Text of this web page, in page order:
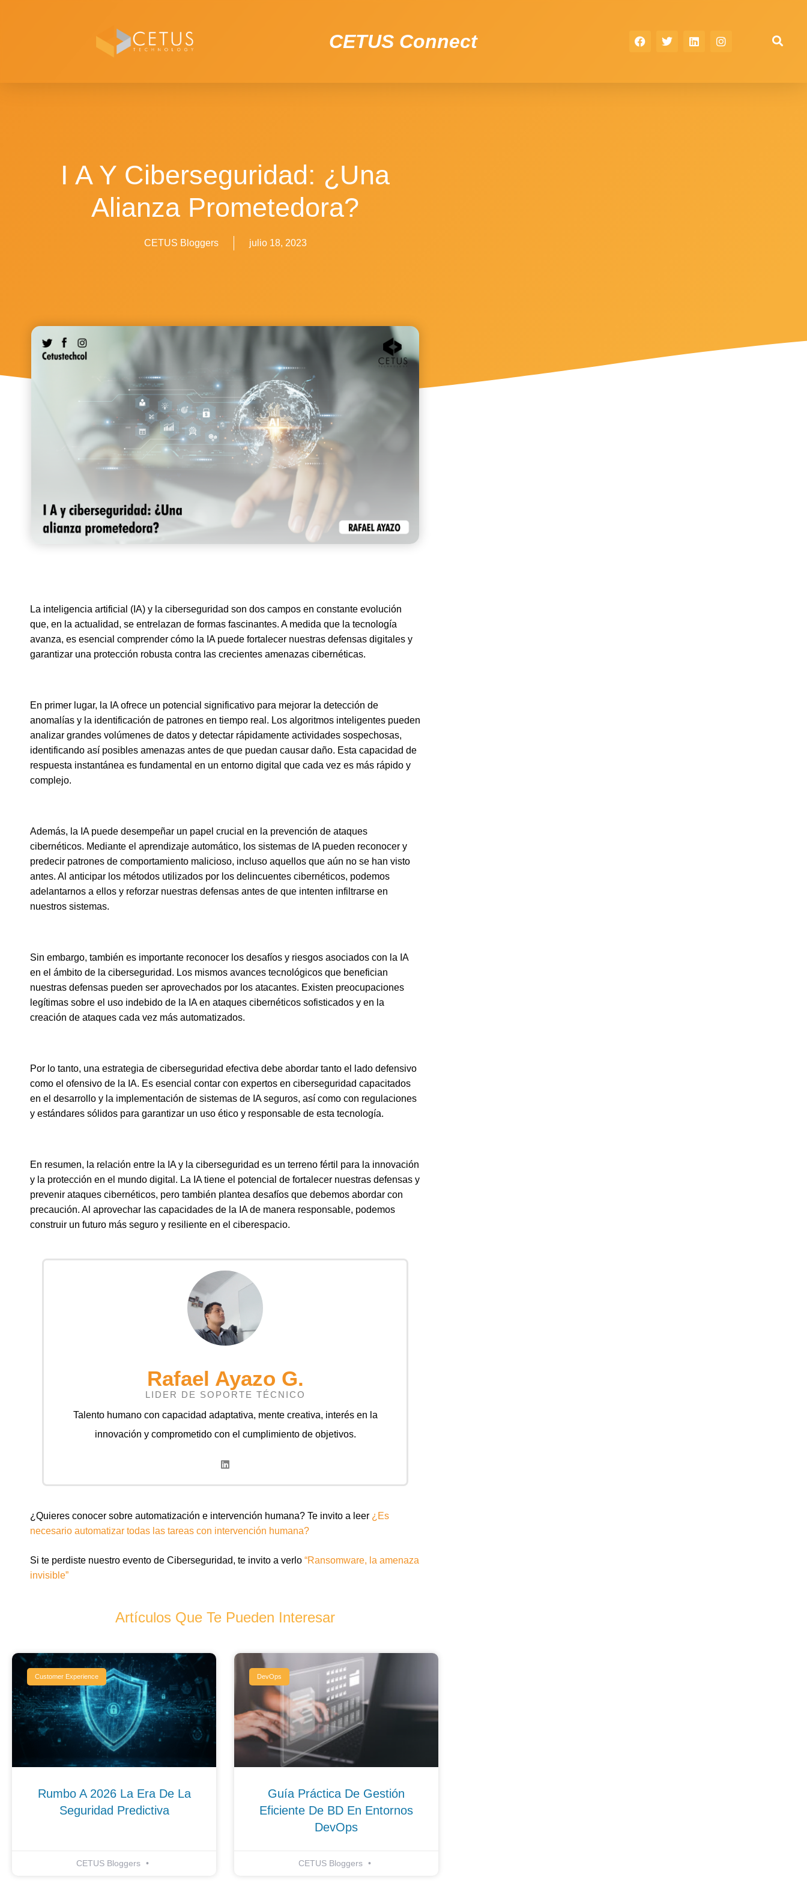
CETUS Connect
I A Y Ciberseguridad: ¿Una
Alianza Prometedora?
CETUS Bloggers julio 18, 2023
La inteligencia artificial (IA) y la ciberseguridad son dos campos en constante evolución
que, en la actualidad, se entrelazan de formas fascinantes. A medida que la tecnología
avanza, es esencial comprender cómo la IA puede fortalecer nuestras defensas digitales y
garantizar una protección robusta contra las crecientes amenazas cibernéticas.
En primer lugar, la IA ofrece un potencial significativo para mejorar la detección de
anomalías y la identificación de patrones en tiempo real. Los algoritmos inteligentes pueden
analizar grandes volúmenes de datos y detectar rápidamente actividades sospechosas,
identificando así posibles amenazas antes de que puedan causar daño. Esta capacidad de
respuesta instantánea es fundamental en un entorno digital que cada vez es más rápido y
complejo.
Además, la IA puede desempeñar un papel crucial en la prevención de ataques
cibernéticos. Mediante el aprendizaje automático, los sistemas de IA pueden reconocer y
predecir patrones de comportamiento malicioso, incluso aquellos que aún no se han visto
antes. Al anticipar los métodos utilizados por los delincuentes cibernéticos, podemos
adelantarnos a ellos y reforzar nuestras defensas antes de que intenten infiltrarse en
nuestros sistemas.
Sin embargo, también es importante reconocer los desafíos y riesgos asociados con la IA
en el ámbito de la ciberseguridad. Los mismos avances tecnológicos que benefician
nuestras defensas pueden ser aprovechados por los atacantes. Existen preocupaciones
legítimas sobre el uso indebido de la IA en ataques cibernéticos sofisticados y en la
creación de ataques cada vez más automatizados.
Por lo tanto, una estrategia de ciberseguridad efectiva debe abordar tanto el lado defensivo
como el ofensivo de la IA. Es esencial contar con expertos en ciberseguridad capacitados
en el desarrollo y la implementación de sistemas de IA seguros, así como con regulaciones
y estándares sólidos para garantizar un uso ético y responsable de esta tecnología.
En resumen, la relación entre la IA y la ciberseguridad es un terreno fértil para la innovación
y la protección en el mundo digital. La IA tiene el potencial de fortalecer nuestras defensas y
prevenir ataques cibernéticos, pero también plantea desafíos que debemos abordar con
precaución. Al aprovechar las capacidades de la IA de manera responsable, podemos
construir un futuro más seguro y resiliente en el ciberespacio.
Rafael Ayazo G.
LIDER DE SOPORTE TÉCNICO
Talento humano con capacidad adaptativa, mente creativa, interés en la
innovación y comprometido con el cumplimiento de objetivos.
¿Quieres conocer sobre automatización e intervención humana? Te invito a leer ¿Es
necesario automatizar todas las tareas con intervención humana?
Si te perdiste nuestro evento de Ciberseguridad, te invito a verlo “Ransomware, la amenaza
invisible”
Artículos Que Te Pueden Interesar
Customer Experience
Rumbo A 2026 La Era De La
Seguridad Predictiva
CETUS Bloggers
DevOps
Guía Práctica De Gestión
Eficiente De BD En Entornos
DevOps
CETUS Bloggers